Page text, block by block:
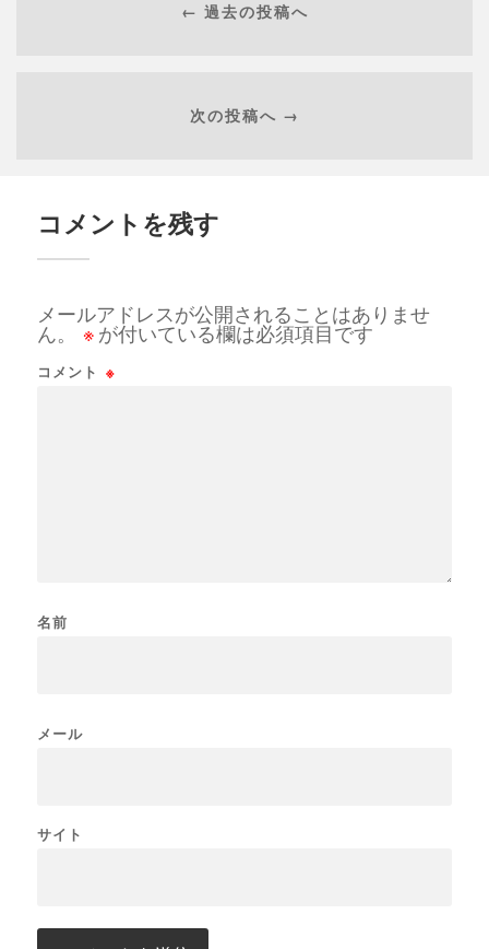
← 過去の投稿へ
次の投稿へ →
コメントを残す
メールアドレスが公開されることはありませ
ん。
※ が付いている欄は必須項目です
コメント ※
名前
メール
サイト